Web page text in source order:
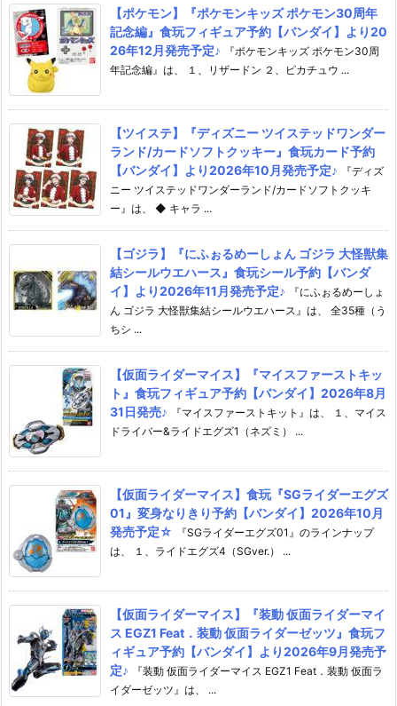
【ポケモン】『ポケモンキッズ ポケモン30周年
記念編』食玩フィギュア予約【バンダイ】より20
26年12月発売予定♪
『ポケモンキッズ ポケモン30周
年記念編』は、 １、リザードン ２、ピカチュウ ...
【ツイステ】『ディズニー ツイステッドワンダー
ランド/カードソフトクッキー』食玩カード予約
【バンダイ】より2026年10月発売予定♪
『ディズ
ニー ツイステッドワンダーランド/カードソフトクッキ
ー』は、 ◆ キャラ ...
【ゴジラ】『にふぉるめーしょん ゴジラ 大怪獣集
結シールウエハース』食玩シール予約【バンダ
イ】より2026年11月発売予定♪
『にふぉるめーしょ
ん ゴジラ 大怪獣集結シールウエハース』は、 全35種（う
ちシ ...
【仮面ライダーマイス】『マイスファーストキッ
ト』食玩フィギュア予約【バンダイ】2026年8月
31日発売♪
『マイスファーストキット』は、 １、マイス
ドライバー&ライドエグズ1（ネズミ） ...
【仮面ライダーマイス】食玩『SGライダーエグズ
01』変身なりきり予約【バンダイ】2026年10月
発売予定☆
『SGライダーエグズ01』のラインナップ
は、 １、ライドエグズ4（SGver.） ...
【仮面ライダーマイス】『装動 仮面ライダーマイ
ス EGZ1 Feat．装動 仮面ライダーゼッツ』食玩フ
ィギュア予約【バンダイ】より2026年9月発売予
定♪
『装動 仮面ライダーマイス EGZ1 Feat．装動 仮面ラ
イダーゼッツ』は、 ...